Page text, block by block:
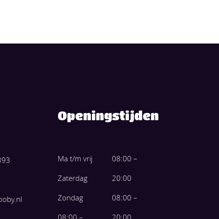
Openingstijden
Ma t/m vrij
Zaterdag
Zondag
08:00 –
08:00 –
20:00
08:00 –
20:00